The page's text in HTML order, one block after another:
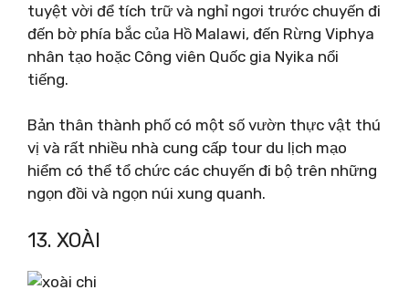
tuyệt vời để tích trữ và nghỉ ngơi trước chuyến đi
đến bờ phía bắc của Hồ Malawi, đến Rừng Viphya
nhân tạo hoặc Công viên Quốc gia Nyika nổi
tiếng.
Bản thân thành phố có một số vườn thực vật thú
vị và rất nhiều nhà cung cấp tour du lịch mạo
hiểm có thể tổ chức các chuyến đi bộ trên những
ngọn đồi và ngọn núi xung quanh.
13. XOÀI